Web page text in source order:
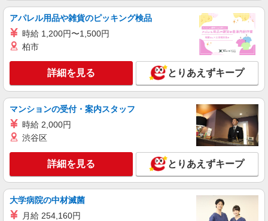
日給1万円〜 ※交通費支給（月1万2000円ま
で） 【月収例】22万2000円 （勤務日数21日、交
大阪府松原市天美北2丁目
詳細を見る
アルバイト パート
タニナカO&K株式会社
加工・組立スタッフ
タニナカO＆K株式会社 大阪府松原市三宅中7
丁目10-20
キープ 詳細を見る
派遣社員
アパレル用品や雑貨のピッキング検品
時給 1,200円〜1,500円
柏市
詳細を見る とりあえずキープ
マンションの受付・案内スタッフ
時給 2,000円
渋谷区
詳細を見る とりあえずキープ
大学病院の中材滅菌
月給 254,160円